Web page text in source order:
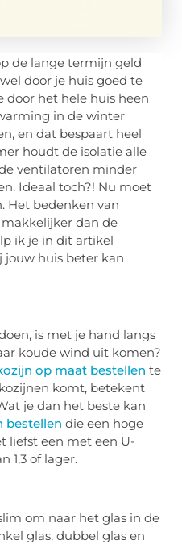
de lange termijn geld
door je huis goed te
door het hele huis heen
in de winter
en dat bespaart heel
houdt de isolatie alle
ventilatoren minder
Ideaal toch?! Nu moet
Het bedenken van
dan de
ik je in dit artikel
jouw huis beter kan
is met je hand langs
koude wind uit komen?
op maat bestellen te
komt, betekent
je dan het beste kan
bestellen die een hoge
liefst een met een U-
1,3 of lager.
om naar het glas in de
glas, dubbel glas en